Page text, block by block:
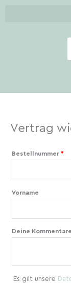
Vertrag
Bestellnummer *
Vorname
Page URI
Deine Kommentare
Es gilt unsere